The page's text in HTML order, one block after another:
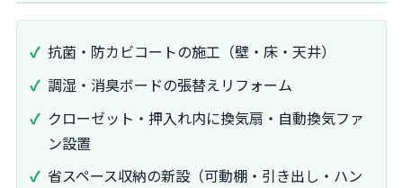
抗菌・防カビコートの施工（壁・床・天井）
調湿・消臭ボードの張替えリフォーム
クローゼット・押入れ内に換気扇・自動換気ファ
ン設置
省スペース収納の新設（可動棚・引き出し・ハン